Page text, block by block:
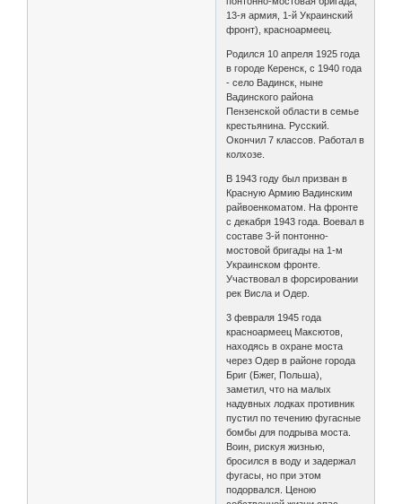
13-я армия, 1-й Украинский
фронт), красноармеец.
Родился 10 апреля 1925 года
в городе Керенск, с 1940 года
- село Вадинск, ныне
Вадинского района
Пензенской области в семье
крестьянина. Русский.
Окончил 7 классов. Работал в
колхозе.
В 1943 году был призван в
Красную Армию Вадинским
райвоенкоматом. На фронте
с декабря 1943 года. Воевал в
составе 3-й понтонно-
мостовой бригады на 1-м
Украинском фронте.
Участвовал в форсировании
рек Висла и Одер.
3 февраля 1945 года
красноармеец Максютов,
находясь в охране моста
через Одер в районе города
Бриг (Бжег, Польша),
заметил, что на малых
надувных лодках противник
пустил по течению фугасные
бомбы для подрыва моста.
Воин, рискуя жизнью,
бросился в воду и задержал
фугасы, но при этом
подорвался. Ценою